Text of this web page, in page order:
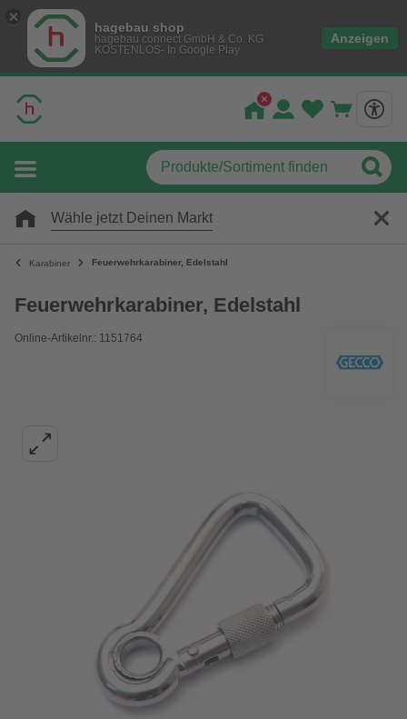
hagebau shop
hagebau connect GmbH & Co. KG
KOSTENLOS- In Google Play
Anzeigen
Wähle jetzt Deinen Markt
Karabiner Feuerwehrkarabiner, Edelstahl
Feuerwehrkarabiner, Edelstahl
Online-Artikelnr.: 1151764